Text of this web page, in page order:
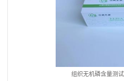
组织无机磷含量测